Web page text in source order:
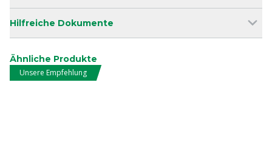
Hilfreiche Dokumente
Ähnliche Produkte
Unsere Empfehlung